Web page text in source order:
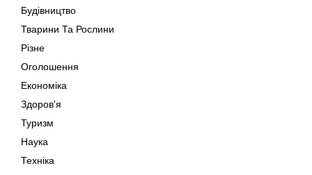
Будівництво
Тварини Та Рослини
Різне
Оголошення
Економіка
Здоров'я
Туризм
Наука
Техніка